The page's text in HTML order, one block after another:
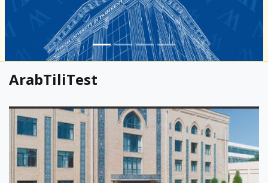
ArabTiliTest